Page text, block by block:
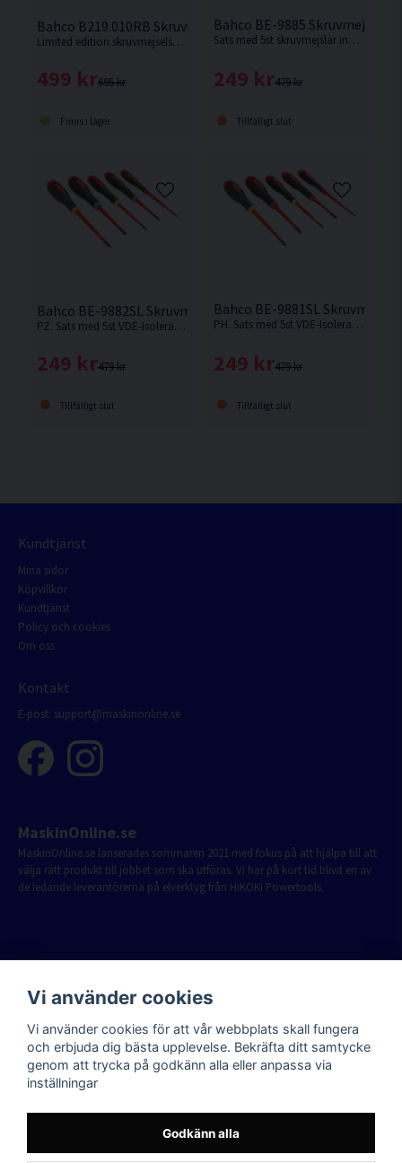
Bahco B219.010RB Skruvmejselsats Bahcofit 10 delar
Limited edition skruvmejselsats innehållande 10st skruvmejslar.
695 kr
499 kr
Finns i lager
Bahco BE-9885
Sats med 5st skruvmejslar innehållandes torx mejslar i ERGO serien.
479 kr
249 kr
Tillfälligt slut
Bahco BE-9882SL Skruvmejselsats Ergo 5 delar 1000V
PZ. Sats med 5st VDE-Isolerade skruvmejslar innehållandes spår och philips (PZ) mejslar i ERGO serien.
479 kr
249 kr
Tillfälligt slut
Bahco BE-9881SL
PH. Sats med 5st VDE-Isolerade skruvmejslar innehållandes spår och philips (PH) mejslar i ERGO serien.
479 kr
249 kr
Tillfälligt slut
Kundtjänst
Mina sidor
Köpvillkor
Kundtjänst
Policy och cookies
Om oss
Kontakt
E-post: support@maskinonline.se
MaskinOnline.se
MaskinOnline.se lanserades sommaren 2021 med fokus på att hjälpa till att
välja rätt produkt till jobbet som ska utföras. Vi har på kort tid blivit en av
de ledande leverantörerna på elverktyg från HiKOKI Powertools.
Vi använder cookies
Vi använder cookies för att vår webbplats skall fungera
och erbjuda dig bästa upplevelse. Bekräfta ditt samtycke
genom att trycka på godkänn alla eller anpassa via
inställningar
Godkänn alla